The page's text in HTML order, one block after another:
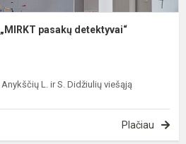
pasakų detektyvai“
L. ir S. Didžiulių viešąją
Plačiau